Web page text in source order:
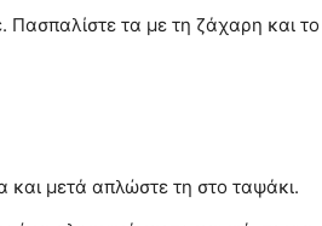
Πασπαλίστε τα με τη ζάχαρη και το
και μετά απλώστε τη στο ταψάκι.